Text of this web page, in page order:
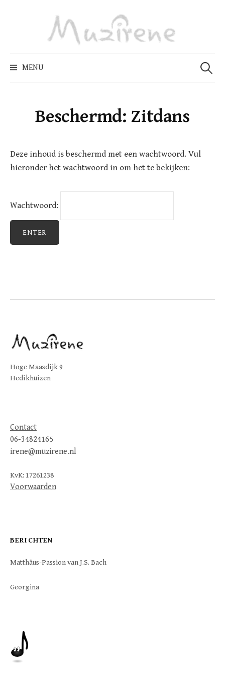
MENU
Zoeken
naar:
Beschermd: Zitdans
Deze inhoud is beschermd met een wachtwoord. Vul
hieronder het wachtwoord in om het te bekijken:
Wachtwoord:
Hoge Maasdijk 9
Hedikhuizen
Contact
06-34824165
irene@muzirene.nl
KvK: 17261238
Voorwaarden
BERICHTEN
Matthäus-Passion van J.S. Bach
Georgina